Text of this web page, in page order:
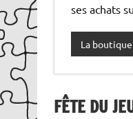
ses achats
La boutique
FÊTE DU